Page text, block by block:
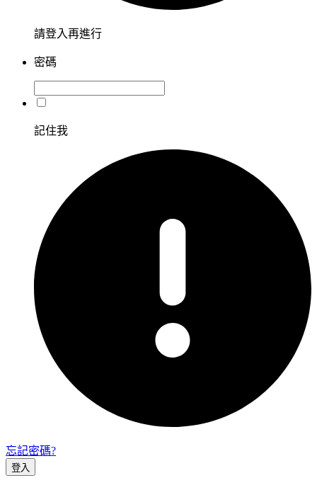
請登入再進行
密碼
記住我
忘記密碼?
登入